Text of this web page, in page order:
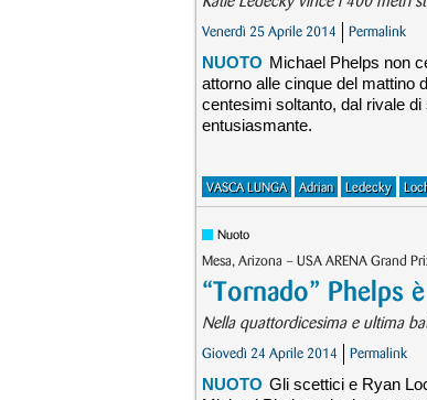
Venerdì 25 Aprile 2014 Permalink
NUOTO Michael Phelps non
attorno alle cinque del mattino
centesimi soltanto, dal rivale
entusiasmante.
VASCA LUNGA Adrian Ledecky
Nuoto
Mesa, Arizona – USA ARENA Grand
“Tornado” Phelps
Nella quattordicesima e ultima
Giovedì 24 Aprile 2014 Permalink
NUOTO Gli scettici e Ryan